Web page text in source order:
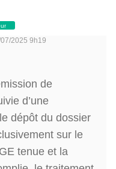
2025 9h19
de
d’une
dépôt du dossier
sur le
tenue et la